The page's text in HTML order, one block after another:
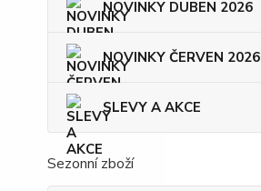
NOVINKY DUBEN 2026
NOVINKY ČERVEN 2026
SLEVY A AKCE
Sezonní zboží